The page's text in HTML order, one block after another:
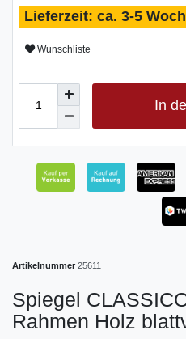
ca. 3-5
Wunschliste
In
Artikelnummer 25611
Spiegel
Rahmen Holz